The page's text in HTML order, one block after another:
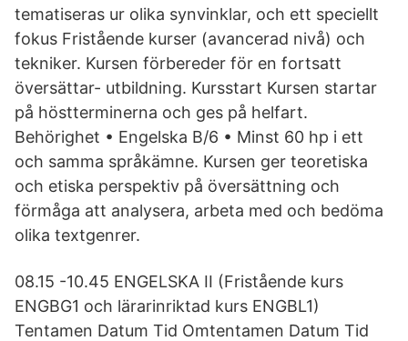
tematiseras ur olika synvinklar, och ett speciellt
fokus Fristående kurser (avancerad nivå) och
tekniker. Kursen förbereder för en fortsatt
översättar- utbildning. Kursstart Kursen startar
på höstterminerna och ges på helfart.
Behörighet • Engelska B/6 • Minst 60 hp i ett
och samma språkämne. Kursen ger teoretiska
och etiska perspektiv på översättning och
förmåga att analysera, arbeta med och bedöma
olika textgenrer.
08.15 -10.45 ENGELSKA II (Fristående kurs
ENGBG1 och lärarinriktad kurs ENGBL1)
Tentamen Datum Tid Omtentamen Datum Tid